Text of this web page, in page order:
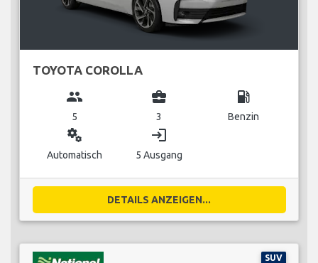
TOYOTA COROLLA
group
5
business_center
3
local_gas_station
Benzin
miscellaneous_services
Automatisch
login
5 Ausgang
DETAILS ANZEIGEN...
SUV